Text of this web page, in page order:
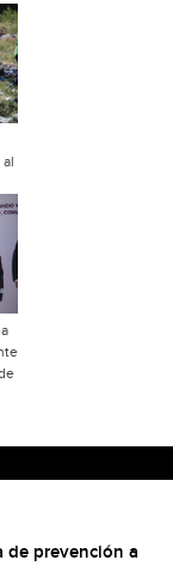
de prevención a